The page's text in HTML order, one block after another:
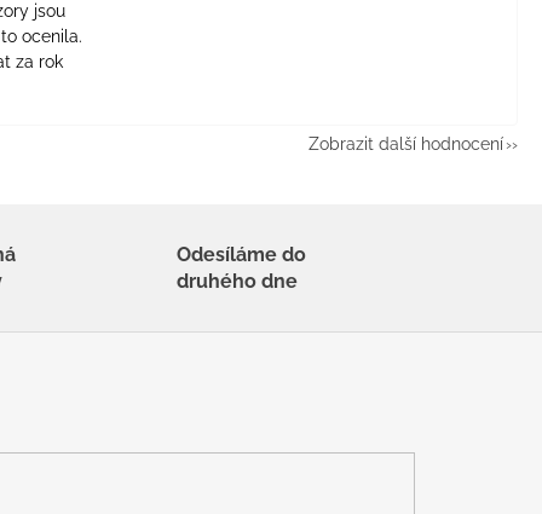
jsou
ocenila.
za rok
Zobrazit další hodnocení
Odesíláme do
druhého dne